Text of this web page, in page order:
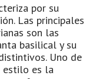
por su
Las principales
son las
basilical y su
Uno de
estilo es la